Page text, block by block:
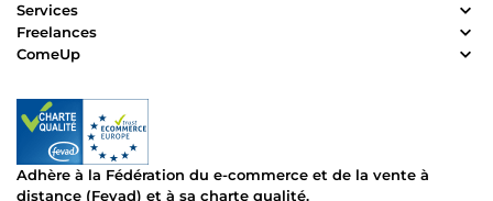
Services
Freelances
ComeUp
Adhère à la Fédération du e-commerce et de la vente à
distance (Fevad) et à sa charte qualité.